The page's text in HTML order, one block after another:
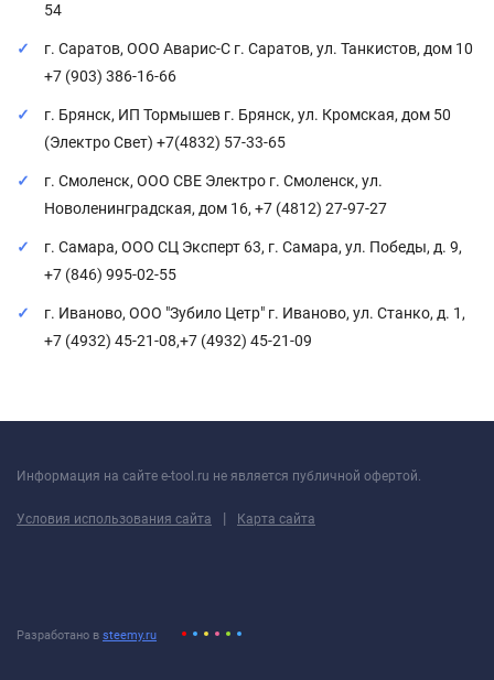
54
г. Саратов, ООО Аварис-С г. Саратов, ул. Танкистов, дом 10
+7 (903) 386-16-66
г. Брянск, ИП Тормышев г. Брянск, ул. Кромская, дом 50
(Электро Свет) +7(4832) 57-33-65
г. Смоленск, ООО СВЕ Электро г. Смоленск, ул.
Новоленинградская, дом 16, +7 (4812) 27-97-27
г. Самара, ООО СЦ Эксперт 63, г. Самара, ул. Победы, д. 9,
+7 (846) 995-02-55
г. Иваново, ООО "Зубило Цетр" г. Иваново, ул. Станко, д. 1,
+7 (4932) 45-21-08,+7 (4932) 45-21-09
Информация на сайте e-tool.ru не является публичной офертой.
Условия использования сайта | Карта сайта
Разработано в steemy.ru